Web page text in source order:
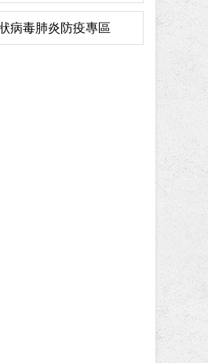
病毒肺炎防疫專區